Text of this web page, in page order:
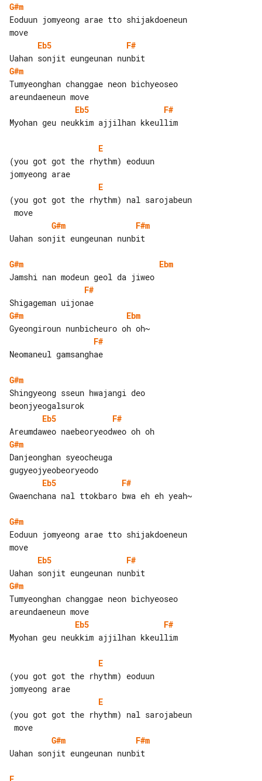
G#m
Eoduun jomyeong arae tto shijakdoeneun
Eb5
F#
G#m
Tumyeonghan changgae neon bichyeoseo
Eb5
F#
Myohan geu neukkim ajjilhan kkeullim
E
(you got got the rhythm) eoduun
E
(you got got the rhythm) nal sarojabeun
G#m
F#m
Uahan sonjit eungeunan nunbit
G#m
Ebm
F#
G#m
Ebm
F#
Neomaneul gamsanghae
G#m
Shingyeong sseun hwajangi deo
Eb5
F#
G#m
Danjeonghan syeocheuga
Eb5
F#
Gwaenchana nal ttokbaro bwa eh eh yeah~
G#m
Eoduun jomyeong arae tto shijakdoeneun
Eb5
F#
G#m
Tumyeonghan changgae neon bichyeoseo
Eb5
F#
Myohan geu neukkim ajjilhan kkeullim
E
(you got got the rhythm) eoduun
E
(you got got the rhythm) nal sarojabeun
G#m
F#m
Uahan sonjit eungeunan nunbit